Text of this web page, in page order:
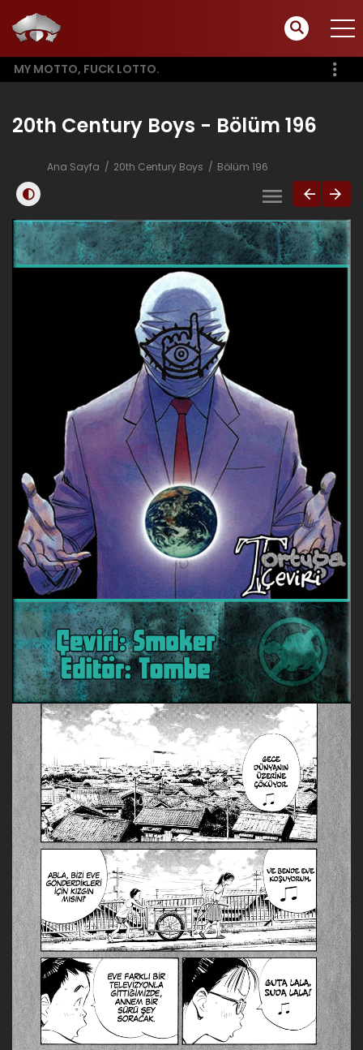
MY MOTTO, FUCK LOTTO.
20th Century Boys - Bölüm 196
Ana Sayfa 20th Century Boys Bölüm 196